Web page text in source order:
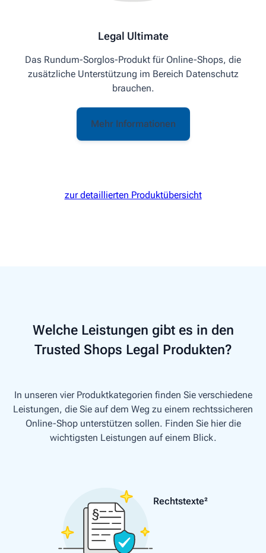
Legal Ultimate
Das Rundum-Sorglos-Produkt für Online-Shops, die
zusätzliche Unterstützung im Bereich Datenschutz
brauchen.
Mehr Informationen
zur detaillierten Produktübersicht
Welche Leistungen gibt es in den
Trusted Shops Legal Produkten?
In unseren vier Produktkategorien finden Sie verschiedene
Leistungen, die Sie auf dem Weg zu einem rechtssicheren
Online-Shop unterstützen sollen. Finden Sie hier die
wichtigsten Leistungen auf einem Blick.
Rechtstexte²